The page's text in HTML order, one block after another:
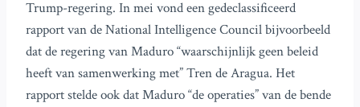
Trump-regering. In mei vond een gedeclassificeerd
rapport van de National Intelligence Council bijvoorbeeld
dat de regering van Maduro “waarschijnlijk geen beleid
heeft van samenwerking met” Tren de Aragua. Het
rapport stelde ook dat Maduro “de operaties” van de bende